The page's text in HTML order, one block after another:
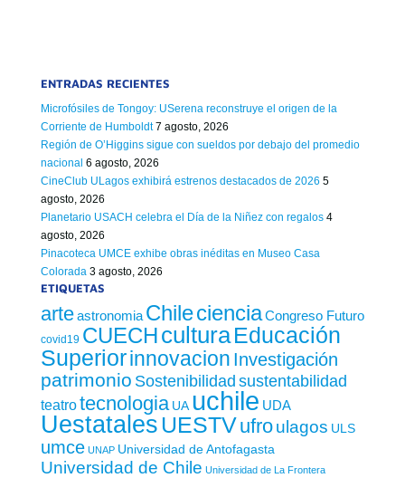
ENTRADAS RECIENTES
Microfósiles de Tongoy: USerena reconstruye el origen de la
Corriente de Humboldt 7 agosto, 2026
Región de O’Higgins sigue con sueldos por debajo del promedio
nacional 6 agosto, 2026
CineClub ULagos exhibirá estrenos destacados de 2026 5
agosto, 2026
Planetario USACH celebra el Día de la Niñez con regalos 4
agosto, 2026
Pinacoteca UMCE exhibe obras inéditas en Museo Casa
Colorada 3 agosto, 2026
ETIQUETAS
arteastronomia Chileciencia Congreso Futuro
covid19 CUECHculturaEducación
Superiorinnovacion Investigación
patrimonio Sostenibilidad sustentabilidad
teatrotecnologia UA uchile UDA
Uestatales UESTVufroulagos ULS
umce UNAP Universidad de Antofagasta
Universidad de Chile Universidad de La Frontera